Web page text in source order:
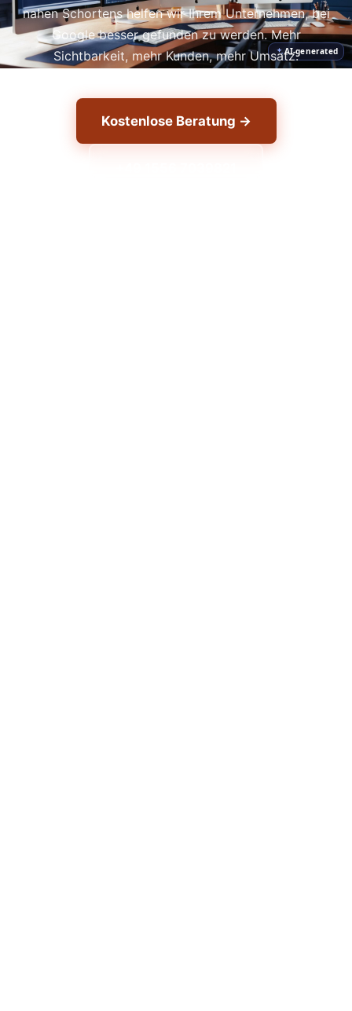
AI-generated
nahen Schortens helfen wir Ihrem Unternehmen, bei
Google besser gefunden zu werden. Mehr
Sichtbarkeit, mehr Kunden, mehr Umsatz.
Kostenlose Beratung →